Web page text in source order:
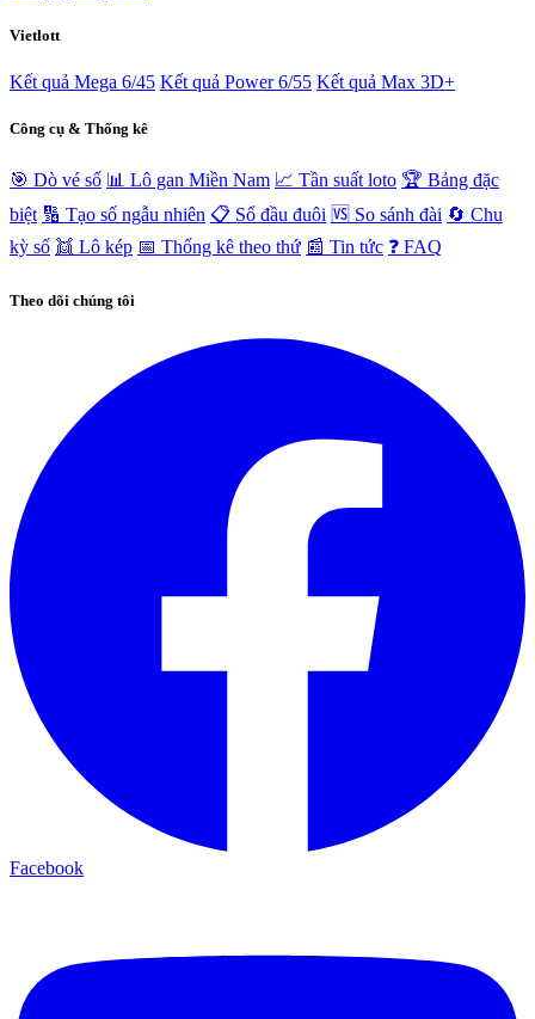
Vietlott
Kết quả Mega 6/45 Kết quả Power 6/55 Kết quả Max 3D+
Công cụ & Thống kê
🎯 Dò vé số 📊 Lô gan Miền Nam 📈 Tần suất loto 🏆 Bảng đặc
biệt 🔢 Tạo số ngẫu nhiên 📋 Sổ đầu đuôi 🆚 So sánh đài 🔄 Chu
kỳ số 👯 Lô kép 📅 Thống kê theo thứ 📰 Tin tức ❓ FAQ
Theo dõi chúng tôi
Facebook